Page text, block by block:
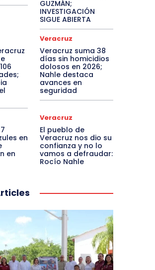
GUZMÁN;
INVESTIGACIÓN
SIGUE ABIERTA
Veracruz
Veracruz suma 38
días sin homicidios
dolosos en 2026;
Nahle destaca
avances en
seguridad
en
en
Veracruz
El pueblo de
Veracruz nos dio su
confianza y no lo
vamos a defraudar:
Rocío Nahle